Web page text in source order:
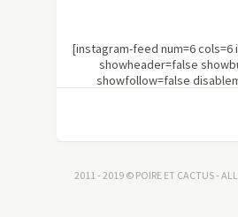
[instagram-feed num=6 cols=6
showheader=false
showfollow=false
2011 - 2019 © POIRE ET CACTUS - ALL